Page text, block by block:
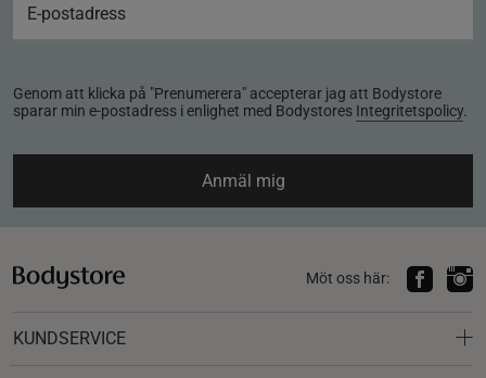
Genom att klicka på "Prenumerera" accepterar jag att Bodystore
sparar min e-postadress i enlighet med Bodystores Integritetspolicy.
Anmäl mig
Möt oss här:
KUNDSERVICE